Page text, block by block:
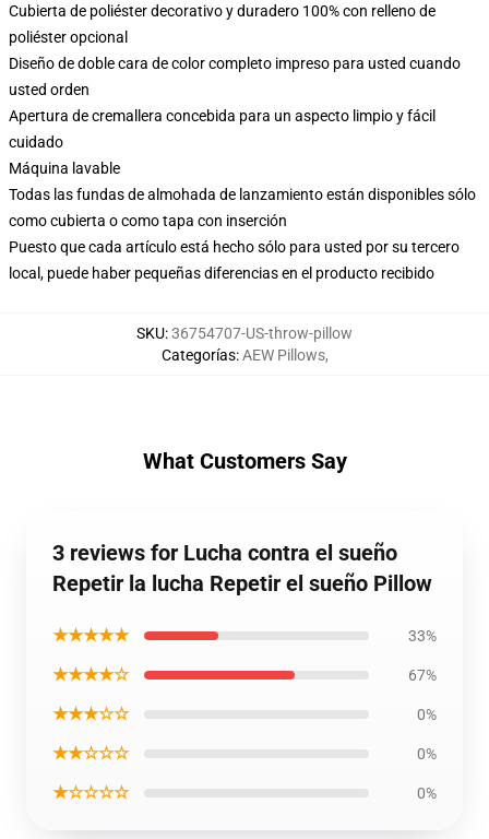
Cubierta de poliéster decorativo y duradero 100% con relleno de
poliéster opcional
Diseño de doble cara de color completo impreso para usted cuando
usted orden
Apertura de cremallera concebida para un aspecto limpio y fácil
cuidado
Máquina lavable
Todas las fundas de almohada de lanzamiento están disponibles sólo
como cubierta o como tapa con inserción
Puesto que cada artículo está hecho sólo para usted por su tercero
local, puede haber pequeñas diferencias en el producto recibido
SKU:36754707-US-throw-pillow
Categorías:AEW Pillows,
What Customers Say
3 reviews for Lucha contra el sueño
Repetir la lucha Repetir el sueño Pillow
★★★★★ 33%
★★★★☆ 67%
★★★☆☆ 0%
★★☆☆☆ 0%
★☆☆☆☆ 0%